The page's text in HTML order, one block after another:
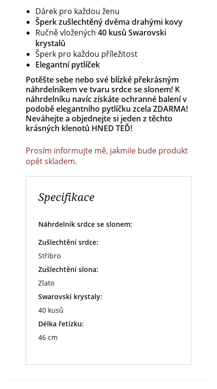
Dárek pro každou ženu
Šperk zušlechtěný dvěma drahými kovy
Ručně vložených 40 kusů Swarovski
krystalů
Šperk pro každou příležitost
Elegantní pytlíček
Potěšte sebe nebo své blízké překrásným
náhrdelníkem ve tvaru srdce se slonem! K
náhrdelníku navíc získáte ochranné balení v
podobě elegantního pytlíčku zcela ZDARMA!
Neváhejte a objednejte si jeden z těchto
krásných klenotů HNED TEĎ!
Prosím informujte mě, jakmile bude produkt
opět skladem.
Specifikace
Náhrdelník srdce se slonem:
Zušlechtění srdce:
Stříbro
Zušlechtění slona:
Zlato
Swarovski krystaly:
40 kusů
Délka řetízku:
46 cm